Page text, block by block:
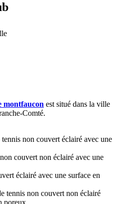
montfaucon est situé dans la ville
Comté.
non couvert éclairé avec une
couvert non éclairé avec une
éclairé avec une surface en
tennis non couvert non éclairé
poreux.